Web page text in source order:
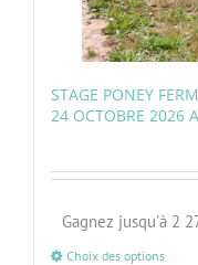
STAGE PONEY
24 OCTOBRE 2026
Gagnez jusqu'à 2
Choix des options